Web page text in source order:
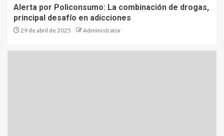
Alerta por Policonsumo: La combinación de drogas,
principal desafío en adicciones
29 de abril de 2025 Administrator